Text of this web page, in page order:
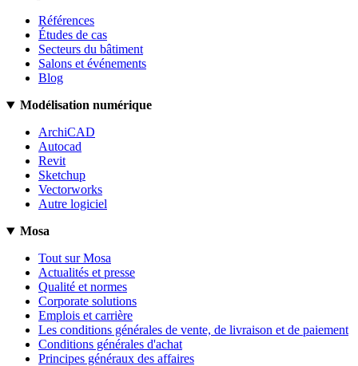
Références
Études de cas
Secteurs du bâtiment
Salons et événements
Blog
Modélisation numérique
ArchiCAD
Autocad
Revit
Sketchup
Vectorworks
Autre logiciel
Mosa
Tout sur Mosa
Actualités et presse
Qualité et normes
Corporate solutions
Emplois et carrière
Les conditions générales de vente, de livraison et de paiement
Conditions générales d'achat
Principes généraux des affaires